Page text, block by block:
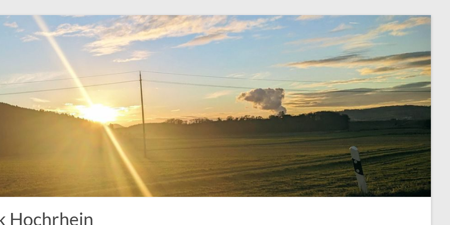
Hochrhein